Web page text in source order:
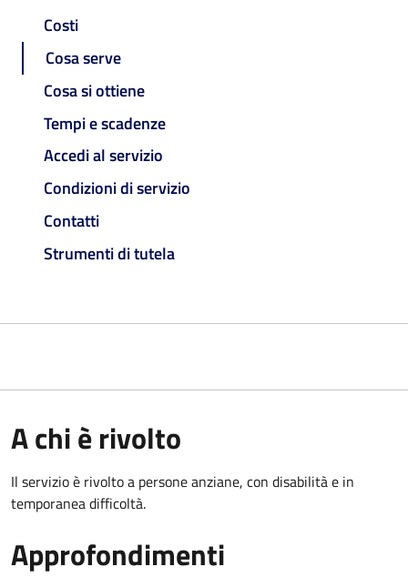
Costi
Cosa serve
Cosa si ottiene
Tempi e scadenze
Accedi al servizio
Condizioni di servizio
Contatti
Strumenti di tutela
A chi è rivolto
Il servizio è rivolto a persone anziane, con disabilità e in
temporanea difficoltà.
Approfondimenti